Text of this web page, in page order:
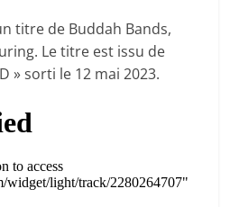
titre de Buddah Bands,
Le titre est issu de
» sorti le 12 mai 2023.